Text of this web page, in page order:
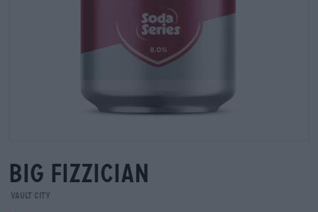
big fizzician
Vault City